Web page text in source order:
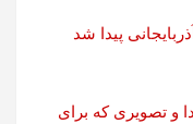
پیدا شد
و تصویری که برای